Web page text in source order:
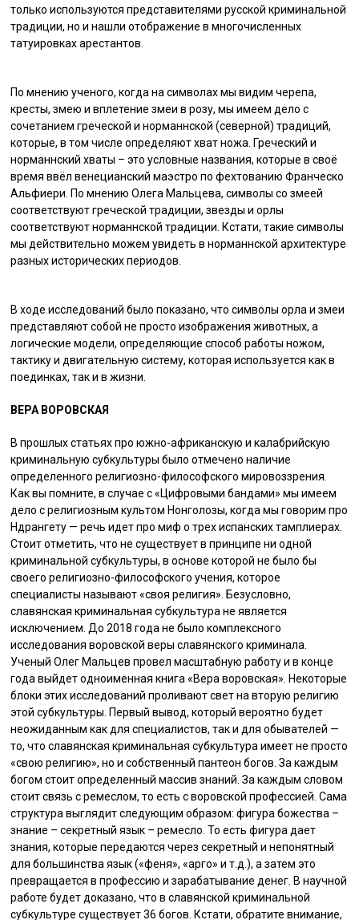
только используются представителями русской криминальной
традиции, но и нашли отображение в многочисленных
татуировках арестантов.
По мнению ученого, когда на символах мы видим черепа,
кресты, змею и вплетение змеи в розу, мы имеем дело с
сочетанием греческой и норманнской (северной) традиций,
которые, в том числе определяют хват ножа. Греческий и
норманнский хваты – это условные названия, которые в своё
время ввёл венецианский маэстро по фехтованию Франческо
Альфиери. По мнению Олега Мальцева, символы со змеей
соответствуют греческой традиции, звезды и орлы
соответствуют норманнской традиции. Кстати, такие символы
мы действительно можем увидеть в норманнской архитектуре
разных исторических периодов.
В ходе исследований было показано, что символы орла и змеи
представляют собой не просто изображения животных, а
логические модели, определяющие способ работы ножом,
тактику и двигательную систему, которая используется как в
поединках, так и в жизни.
ВЕРА ВОРОВСКАЯ
В прошлых статьях про южно-африканскую и калабрийскую
криминальную субкультуры было отмечено наличие
определенного религиозно-философского мировоззрения.
Как вы помните, в случае с «Цифровыми бандами» мы имеем
дело с религиозным культом Нонголозы, когда мы говорим про
Ндрангету — речь идет про миф о трех испанских тамплиерах.
Стоит отметить, что не существует в принципе ни одной
криминальной субкультуры, в основе которой не было бы
своего религиозно-философского учения, которое
специалисты называют «своя религия». Безусловно,
славянская криминальная субкультура не является
исключением. До 2018 года не было комплексного
исследования воровской веры славянского криминала.
Ученый Олег Мальцев провел масштабную работу и в конце
года выйдет одноименная книга «Вера воровская». Некоторые
блоки этих исследований проливают свет на вторую религию
этой субкультуры. Первый вывод, который вероятно будет
неожиданным как для специалистов, так и для обывателей —
то, что славянская криминальная субкультура имеет не просто
«свою религию», но и собственный пантеон богов. За каждым
богом стоит определенный массив знаний. За каждым словом
стоит связь с ремеслом, то есть с воровской профессией. Сама
структура выглядит следующим образом: фигура божества –
знание – секретный язык – ремесло. То есть фигура дает
знания, которые передаются через секретный и непонятный
для большинства язык («феня», «арго» и т.д.), а затем это
превращается в профессию и зарабатывание денег. В научной
работе будет доказано, что в славянской криминальной
субкультуре существует 36 богов. Кстати, обратите внимание,